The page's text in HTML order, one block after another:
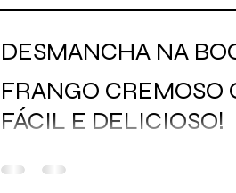
DESMANCHA NA
FRANGO CREMOSO
FÁCIL E DELICIOSO!